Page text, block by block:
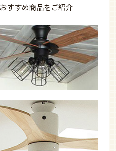
おすすめ商品をご紹介